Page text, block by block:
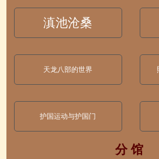
滇池沧桑
天龙八部的世界
护国运动与护国门
分 馆